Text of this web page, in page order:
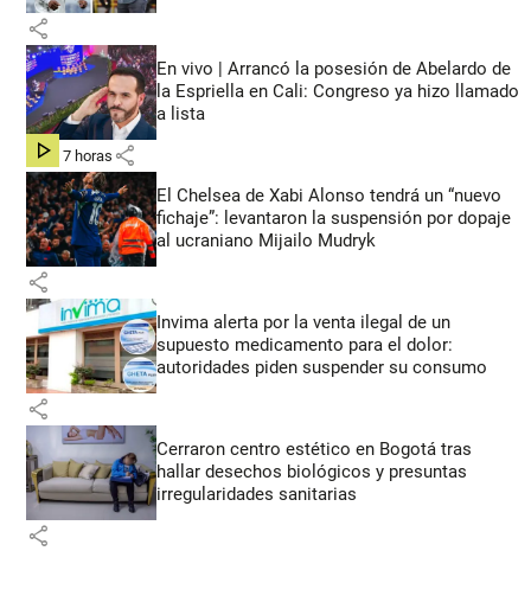
share
En vivo | Arrancó la posesión de Abelardo de
la Espriella en Cali: Congreso ya hizo llamado
a lista
hace 7 horas share
El Chelsea de Xabi Alonso tendrá un “nuevo
fichaje”: levantaron la suspensión por dopaje
al ucraniano Mijailo Mudryk
share
Invima alerta por la venta ilegal de un
supuesto medicamento para el dolor:
autoridades piden suspender su consumo
share
Cerraron centro estético en Bogotá tras
hallar desechos biológicos y presuntas
irregularidades sanitarias
share